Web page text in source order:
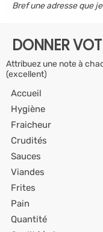
Bref une adresse que
DONNER
Attribuez une note à
(excellent)
Accueil
Hygiène
Fraicheur
Crudités
Sauces
Viandes
Frites
Pain
Quantité